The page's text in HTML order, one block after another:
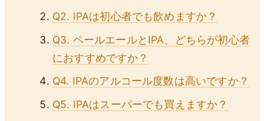
Q2. IPAは初心者でも飲めますか？
Q3. ペールエールとIPA、どちらが初心者
におすすめですか？
Q4. IPAのアルコール度数は高いですか？
Q5. IPAはスーパーでも買えますか？